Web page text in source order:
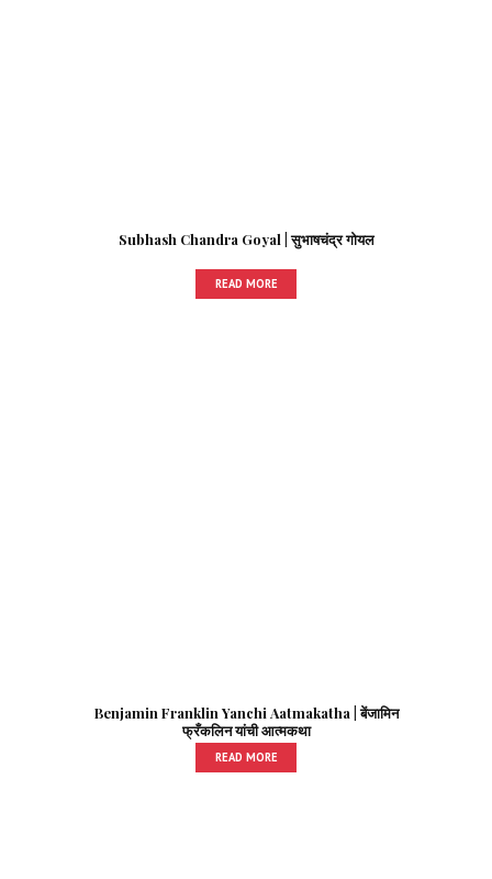
Subhash Chandra Goyal | सुभाषचंद्र गोयल
READ MORE
Benjamin Franklin Yanchi Aatmakatha | बेंजामिन
फ्रँकलिन यांची आत्मकथा
READ MORE